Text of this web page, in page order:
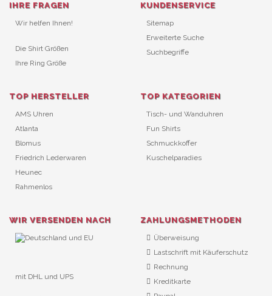
IHRE FRAGEN
Wir helfen Ihnen!
Die Shirt Größen
Ihre Ring Größe
KUNDENSERVICE
Sitemap
Erweiterte Suche
Suchbegriffe
TOP HERSTELLER
AMS Uhren
Atlanta
Blomus
Friedrich Lederwaren
Heunec
Rahmenlos
TOP KATEGORIEN
Tisch- und Wanduhren
Fun Shirts
Schmuckkoffer
Kuschelparadies
WIR VERSENDEN NACH
mit DHL und UPS
ZAHLUNGSMETHODEN
Überweisung
Lastschrift mit Käuferschutz
Rechnung
Kreditkarte